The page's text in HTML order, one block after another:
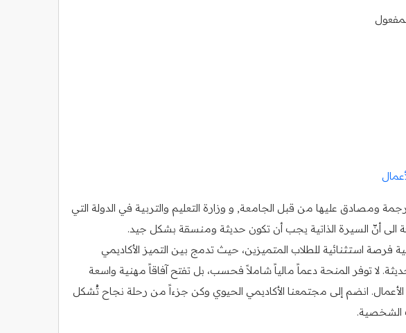
ومصادق عليها من قبل الجامعة, و وزارة التعليم والتربية في الدولة التي
الى أنّ السيرة الذاتية يجب أن تكون حديثة ومنسقة بشكل جيد.
فرصة استثنائية للطلاب المتميزين، حيث تدمج بين التميز الأكاديمي
لا توفر المنحة دعماً مالياً شاملاً فحسب، بل تفتح آفاقاً مهنية واسعة
انضم إلى مجتمعنا الأكاديمي الحيوي وكن جزءاً من رحلة نجاح تُشكل
الشخصية.